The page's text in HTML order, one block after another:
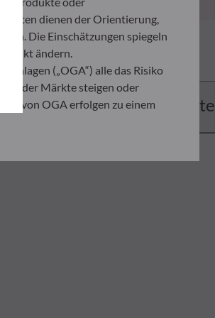
Dokumente
dienen der Orientierung,
Die Einschätzungen spiegeln
ändern.
Anlagen („OGA“) alle das Risiko
der Märkte steigen oder
von OGA erfolgen zu einem
in jedem Fall seine
der Ausführungsanzeige und